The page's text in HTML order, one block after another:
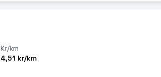
Kr/km
4,51 kr/km